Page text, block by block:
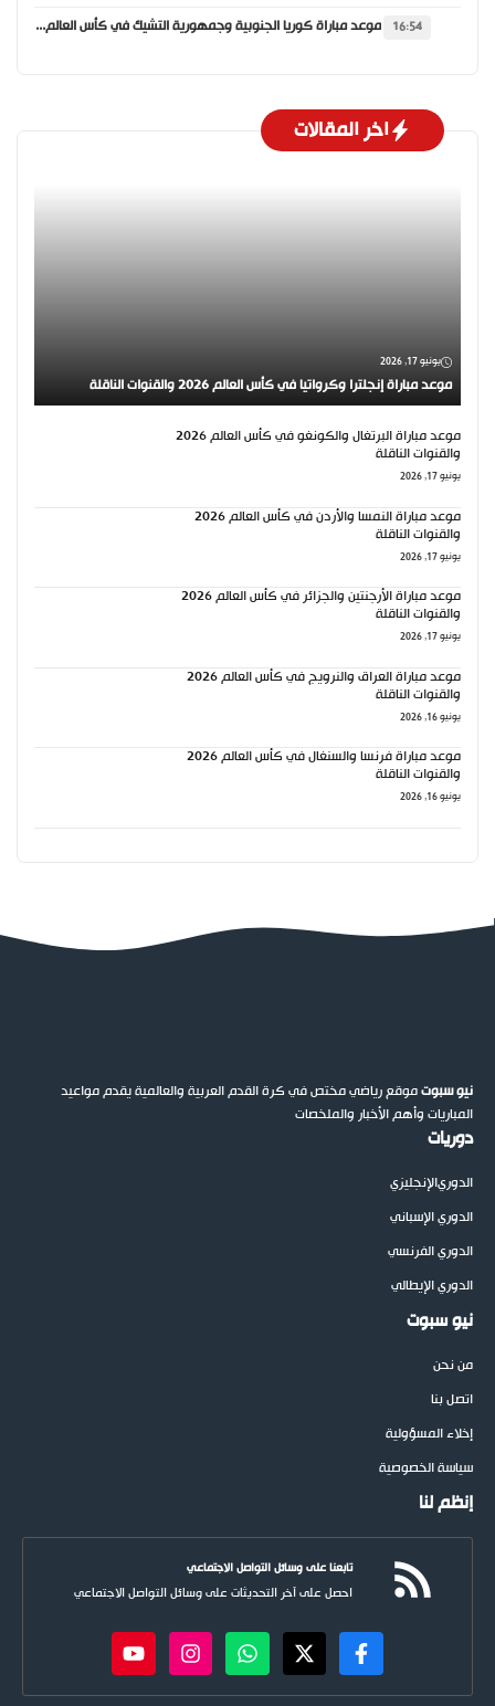
16:54 موعد مباراة كوريا الجنوبية وجمهورية التشيك في كأس العالم 2026 والقنوات الناقلة
اخر المقالات
يونيو 17, 2026
موعد مباراة إنجلترا وكرواتيا في كأس العالم 2026 والقنوات الناقلة
موعد مباراة البرتغال والكونغو في كأس العالم 2026
والقنوات الناقلة
يونيو 17, 2026
موعد مباراة النمسا والأردن في كأس العالم 2026
والقنوات الناقلة
يونيو 17, 2026
موعد مباراة الأرجنتين والجزائر في كأس العالم 2026
والقنوات الناقلة
يونيو 17, 2026
موعد مباراة العراق والنرويج في كأس العالم 2026
والقنوات الناقلة
يونيو 16, 2026
موعد مباراة فرنسا والسنغال في كأس العالم 2026
والقنوات الناقلة
يونيو 16, 2026
نيو سبوتموقع رياضي مختص في كرة القدم العربية والعالمية يقدم مواعيد
المباريات وأهم الأخبار والملخصات
دوريات
الدوريالإنجليزي
الدوري الإسباني
الدوري الفرنسي
الدوري الإيطالي
نيو سبوت
من نحن
اتصل بنا
إخلاء المسؤولية
سياسة الخصوصية
إنظم لنا
تابعنا على وسائل التواصل الاجتماعي
احصل على آخر التحديثات على وسائل التواصل الاجتماعي